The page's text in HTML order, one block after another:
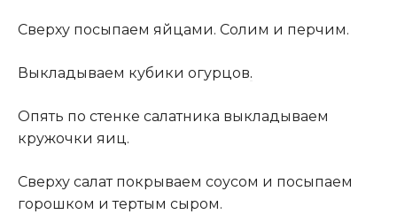
Сверху посыпаем яйцами. Солим и перчим.
Выкладываем кубики огурцов.
Опять по стенке салатника выкладываем
кружочки яиц.
Сверху салат покрываем соусом и посыпаем
горошком и тертым сыром.